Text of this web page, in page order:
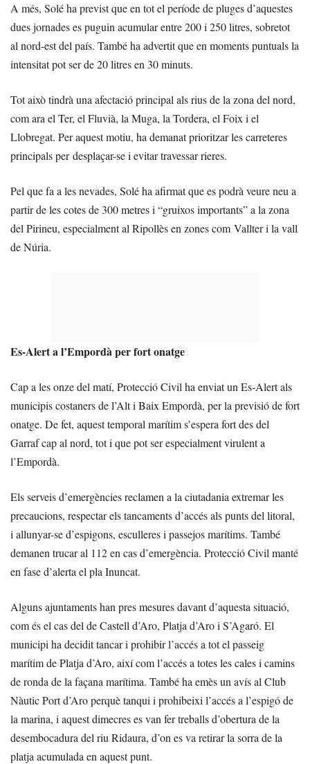
A més, Solé ha previst que en tot el període de pluges d’aquestes
dues jornades es puguin acumular entre 200 i 250 litres, sobretot
al nord-est del país. També ha advertit que en moments puntuals la
intensitat pot ser de 20 litres en 30 minuts.
Tot això tindrà una afectació principal als rius de la zona del nord,
com ara el Ter, el Fluvià, la Muga, la Tordera, el Foix i el
Llobregat. Per aquest motiu, ha demanat prioritzar les carreteres
principals per desplaçar-se i evitar travessar rieres.
Pel que fa a les nevades, Solé ha afirmat que es podrà veure neu a
partir de les cotes de 300 metres i “gruixos importants” a la zona
del Pirineu, especialment al Ripollès en zones com Vallter i la vall
de Núria.
Es-Alert a l’Empordà per fort onatge
Cap a les onze del matí, Protecció Civil ha enviat un Es-Alert als
municipis costaners de l’Alt i Baix Empordà, per la previsió de fort
onatge. De fet, aquest temporal marítim s’espera fort des del
Garraf cap al nord, tot i que pot ser especialment virulent a
l’Empordà.
Els serveis d’emergències reclamen a la ciutadania extremar les
precaucions, respectar els tancaments d’accés als punts del litoral,
i allunyar-se d’espigons, esculleres i passejos marítims. També
demanen trucar al 112 en cas d’emergència. Protecció Civil manté
en fase d’alerta el pla Inuncat.
Alguns ajuntaments han pres mesures davant d’aquesta situació,
com és el cas del de Castell d’Aro, Platja d’Aro i S’Agaró. El
municipi ha decidit tancar i prohibir l’accés a tot el passeig
marítim de Platja d’Aro, així com l’accés a totes les cales i camins
de ronda de la façana marítima. També ha emès un avís al Club
Nàutic Port d’Aro perquè tanqui i prohibeixi l’accés a l’espigó de
la marina, i aquest dimecres es van fer treballs d’obertura de la
desembocadura del riu Ridaura, d’on es va retirar la sorra de la
platja acumulada en aquest punt.